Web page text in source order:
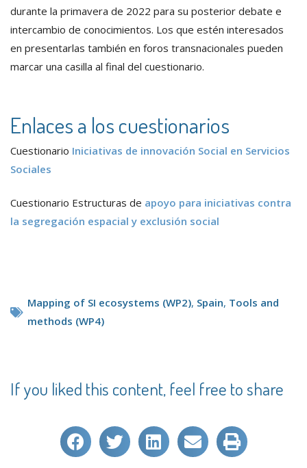
durante la primavera de 2022 para su posterior debate e
intercambio de conocimientos. Los que estén interesados
en presentarlas también en foros transnacionales pueden
marcar una casilla al final del cuestionario.
Enlaces a los cuestionarios
Cuestionario Iniciativas de innovación Social en Servicios
Sociales
Cuestionario Estructuras de apoyo para iniciativas contra
la segregación espacial y exclusión social
Mapping of SI ecosystems (WP2), Spain, Tools and
methods (WP4)
If you liked this content, feel free to share